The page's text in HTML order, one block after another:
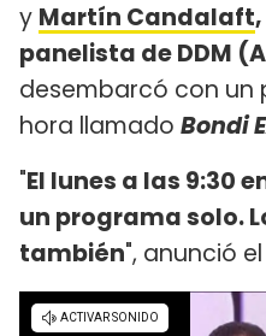
y Martín Candalaft
panelista de DDM
desembarcó con un
hora llamado Bondi
"El lunes a las 9:30
un programa solo.
también", anunció